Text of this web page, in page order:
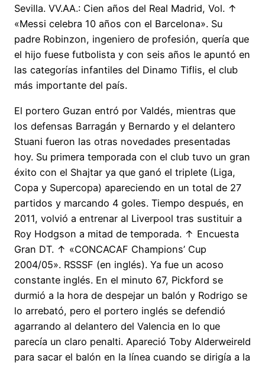
Sevilla. VV.AA.: Cien años del Real Madrid, Vol. ↑
«Messi celebra 10 años con el Barcelona». Su
padre Robinzon, ingeniero de profesión, quería que
el hijo fuese futbolista y con seis años le apuntó en
las categorías infantiles del Dinamo Tiflis, el club
más importante del país.
El portero Guzan entró por Valdés, mientras que
los defensas Barragán y Bernardo y el delantero
Stuani fueron las otras novedades presentadas
hoy. Su primera temporada con el club tuvo un gran
éxito con el Shajtar ya que ganó el triplete (Liga,
Copa y Supercopa) apareciendo en un total de 27
partidos y marcando 4 goles. Tiempo después, en
2011, volvió a entrenar al Liverpool tras sustituir a
Roy Hodgson a mitad de temporada. ↑ Encuesta
Gran DT. ↑ «CONCACAF Champions’ Cup
2004/05». RSSSF (en inglés). Ya fue un acoso
constante inglés. En el minuto 67, Pickford se
durmió a la hora de despejar un balón y Rodrigo se
lo arrebató, pero el portero inglés se defendió
agarrando al delantero del Valencia en lo que
parecía un claro penalti. Apareció Toby Alderweireld
para sacar el balón en la línea cuando se dirigía a la